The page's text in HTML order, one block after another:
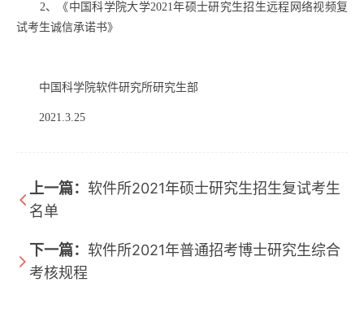
2、《中国科学院大学2021年硕士研究生招生远程网络视频复
试考生诚信承诺书》
中国科学院软件研究所研究生部
2021.3.25
上一篇： 软件所2021年硕士研究生招生复试考生
名单
下一篇： 软件所2021年普通招考博士研究生综合
考核规程